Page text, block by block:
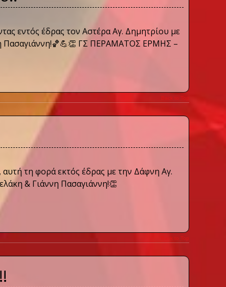
εντός έδρας τον Αστέρα Αγ. Δημητρίου με
Πασαγιάννη!🏀💪👏 ΓΣ ΠΕΡΑΜΑΤΟΣ ΕΡΜΗΣ –
Back to Top
τη φορά εκτός έδρας με την Δάφνη Αγ.
& Γιάννη Πασαγιάννη!👏
Back to Top